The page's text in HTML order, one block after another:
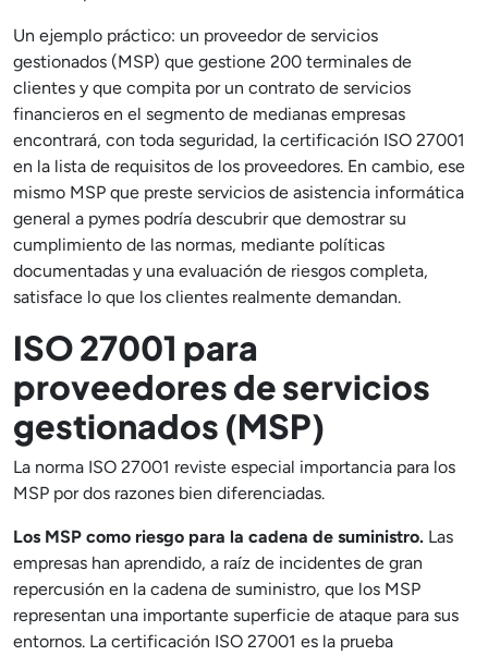
Un ejemplo práctico: un proveedor de servicios
gestionados (MSP) que gestione 200 terminales de
clientes y que compita por un contrato de servicios
financieros en el segmento de medianas empresas
encontrará, con toda seguridad, la certificación ISO 27001
en la lista de requisitos de los proveedores. En cambio, ese
mismo MSP que preste servicios de asistencia informática
general a pymes podría descubrir que demostrar su
cumplimiento de las normas, mediante políticas
documentadas y una evaluación de riesgos completa,
satisface lo que los clientes realmente demandan.
ISO 27001 para
proveedores de servicios
gestionados (MSP)
La norma ISO 27001 reviste especial importancia para los
MSP por dos razones bien diferenciadas.
Los MSP como riesgo para la cadena de suministro. Las
empresas han aprendido, a raíz de incidentes de gran
repercusión en la cadena de suministro, que los MSP
representan una importante superficie de ataque para sus
entornos. La certificación ISO 27001 es la prueba